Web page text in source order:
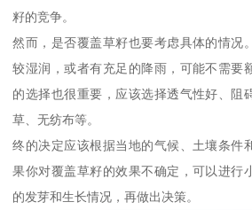
籽的竞争。
然而，是否覆盖草籽也要考虑具体的情况
较湿润，或者有充足的降雨，可能不需要
的选择也很重要，应该选择透气性好、阻
草、无纺布等。
终的决定应该根据当地的气候、土壤条件
果你对覆盖草籽的效果不确定，可以进行
的发芽和生长情况，再做出决策。